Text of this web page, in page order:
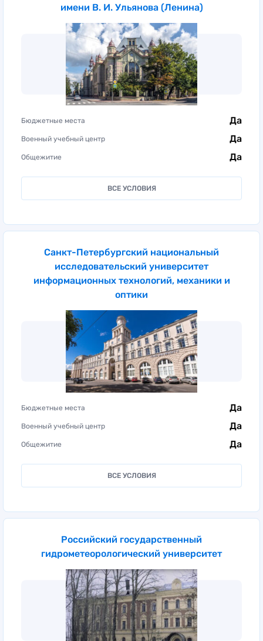
имени В. И. Ульянова (Ленина)
Бюджетные места Да
Военный учебный центр Да
Общежитие Да
ВСЕ УСЛОВИЯ
Санкт-Петербургский национальный
исследовательский университет
информационных технологий, механики и
оптики
Бюджетные места Да
Военный учебный центр Да
Общежитие Да
ВСЕ УСЛОВИЯ
Российский государственный
гидрометеорологический университет